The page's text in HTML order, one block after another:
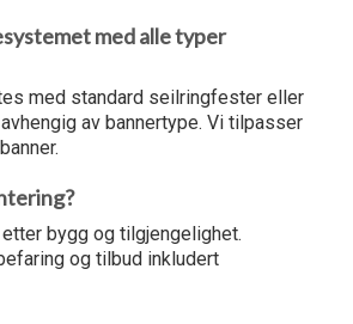
med alle typer
med standard seilringfester eller
av bannertype. Vi tilpasser
bygg og tilgjengelighet.
og tilbud inkludert